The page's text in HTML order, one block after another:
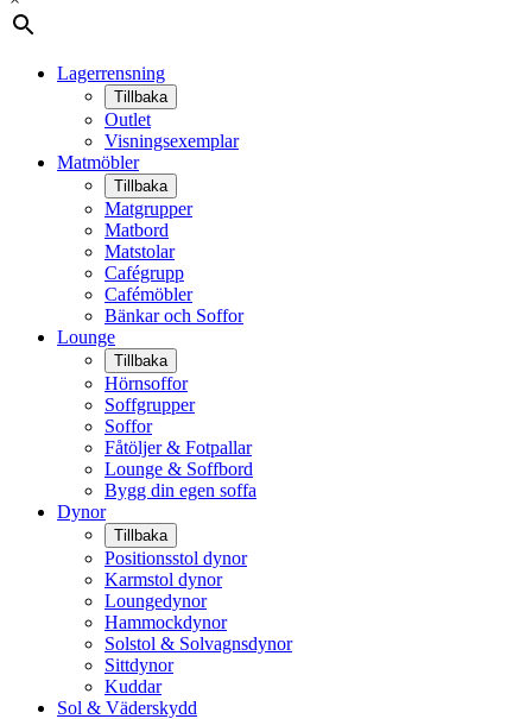
Lagerrensning
Tillbaka
Outlet
Visningsexemplar
Matmöbler
Tillbaka
Matgrupper
Matbord
Matstolar
Cafégrupp
Cafémöbler
Bänkar och Soffor
Lounge
Tillbaka
Hörnsoffor
Soffgrupper
Soffor
Fåtöljer & Fotpallar
Lounge & Soffbord
Bygg din egen soffa
Dynor
Tillbaka
Positionsstol dynor
Karmstol dynor
Loungedynor
Hammockdynor
Solstol & Solvagnsdynor
Sittdynor
Kuddar
Sol & Väderskydd